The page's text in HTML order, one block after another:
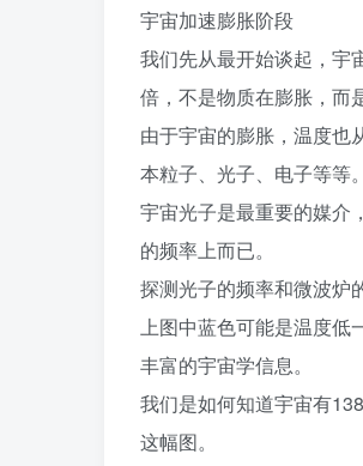
宇宙加速膨胀阶段
我们先从最开始谈起，宇
倍，不是物质在膨胀，而
由于宇宙的膨胀，温度也
本粒子、光子、电子等等。
宇宙光子是最重要的媒介
的频率上而已。
探测光子的频率和微波炉
上图中蓝色可能是温度低
丰富的宇宙学信息。
我们是如何知道宇宙有
这幅图。